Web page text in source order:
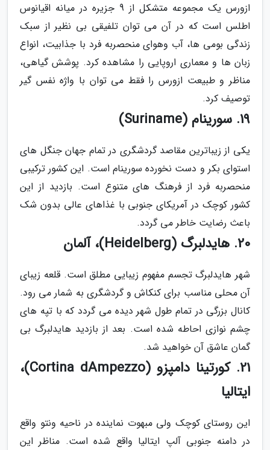
ازورس یک مجموعه متشکل از 9 جزیره در میانه اقیانوس
اطلس است که در آن می توان تلفیقی بی نظیر از سبک
زندگی بومی ها، آب وهوای منحصربه فرد با جذابیت، انواع
زبان ها و معماری اروپایی را مشاهده کرد. پوشش گیاهی،
مناظر و طبیعت ازورس را فقط می توان با واژه نفس گیر
توصیف کرد.
19. سورینام (Suriname)
یکی از زیباترین مقاصد گردشگری در تمام جهان جنگل های
استوای بکر و دست نخورده سورینام است. این کشور ترکیبی
منحصربه فرد از فرهنگ های متنوع است. بازدید از این
کشور کوچک در آمریکای جنوبی با غذاهای عالی بدون شک
باعث رضایت خاطر می گردد.
20. هایدلبرگ (Heidelberg)، آلمان
شهر هایدلبرگ تجسم مفهوم زیبایی مطلق است. قلعه زیبای
آن محلی مناسب برای کنکاش و گردشگری به شمار می رود.
کانال بزرگی در تمام طول شهر دیده می گردد که با تپه های
چشم نوازی احاطه شده است. بعد از بازدید هایدلبرگ بی
گمان عاشق آن خواهید شد.
21. کورتینا دامپزو (Cortina dAmpezzo)،
ایتالیا
این روستای کوچک ولی مبهوت نماینده در ناحیه ونتو واقع
در دامنه جنوبی آلپ ایتالیا واقع شده است. مناظر این